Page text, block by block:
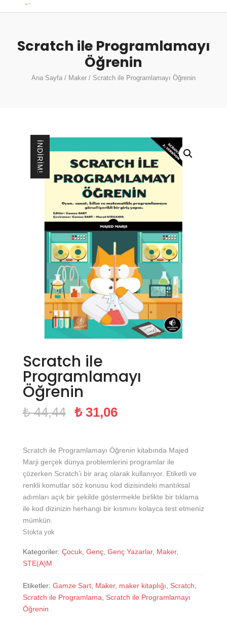
Scratch ile Programlamayı
Öğrenin
Ana Sayfa / Maker / Scratch ile Programlamayı Öğrenin
İNDIRIM!
Scratch ile
Programlamayı
Öğrenin
₺44,44 Orijinal
fiyat:
₺31,06Şu
₺ 31,06.
Scratch ile Programlamayı Öğrenin kitabında Majed
Marji gerçek dünya problemlerini programlar ile
çözerken Scratch’i bir araç olarak kullanıyor. Etiketli ve
renkli komutlar söz konusu kod dizisindeki mantıksal
adımları açık bir şekilde göstermekle birlikte bir tıklama
ile kod dizinizin herhangi bir kısmını kolayca test etmeniz
mümkün.
Stokta yok
Kategoriler: Çocuk, Genç, Genç Yazarlar, Maker,
STE(A)M
Etiketler: Gamze Sart, Maker, maker kitaplığı, Scratch,
Scratch ile Programlama, Scratch ile Programlamayı
Öğrenin